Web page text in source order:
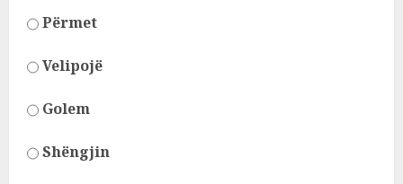
Përmet
Velipojë
Golem
Shëngjin